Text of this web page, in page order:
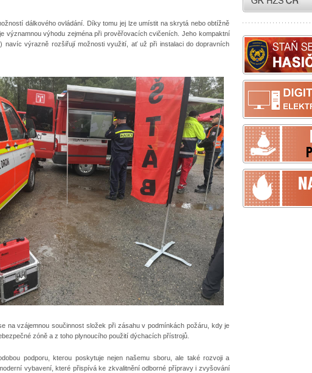
dálkového ovládání. Díky tomu jej lze umístit na skrytá nebo obtížně
významnou výhodu zejména při prověřovacích cvičeních. Jeho kompaktní
výrazně rozšiřují možnosti využití, ať už při instalaci do dopravních
na vzájemnou součinnost složek při zásahu v podmínkách požáru, kdy je
zóně a z toho plynoucího použití dýchacích přístrojů.
podporu, kterou poskytuje nejen našemu sboru, ale také rozvoji a
vybavení, které přispívá ke zkvalitnění odborné přípravy i zvyšování